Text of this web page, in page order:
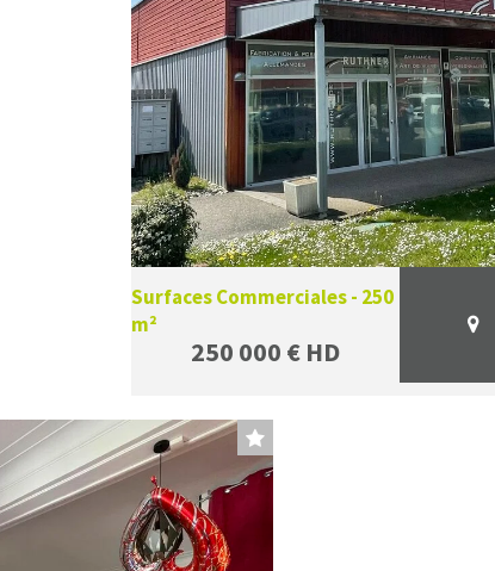
Surfaces Commerciales - 250
m²
250 000 € HD